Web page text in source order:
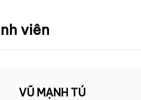
viên
VŨ MẠNH TÚ